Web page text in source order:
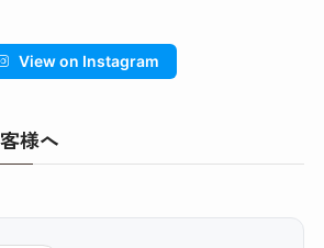
View on Instagram
様へ